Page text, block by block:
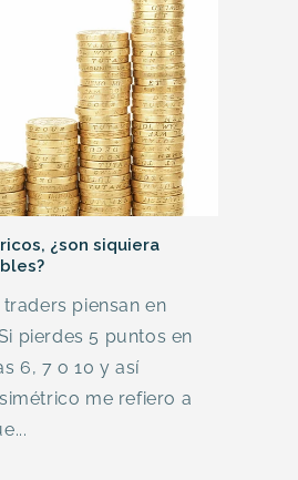
¿son siquiera
piensan en
pierdes 5 puntos en
6, 7 o 10 y así
me refiero a